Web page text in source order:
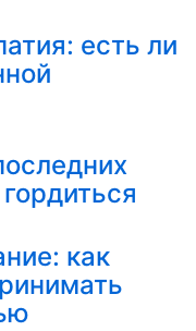
есть ли
как